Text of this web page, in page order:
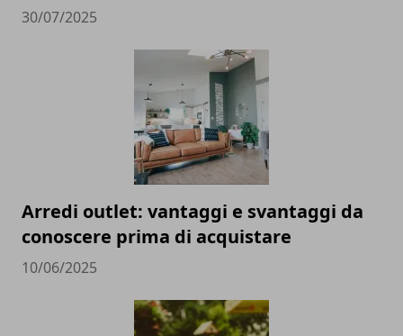
30/07/2025
Arredi outlet: vantaggi e svantaggi da
conoscere prima di acquistare
10/06/2025